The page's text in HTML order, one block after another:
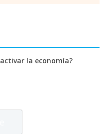
la economía?